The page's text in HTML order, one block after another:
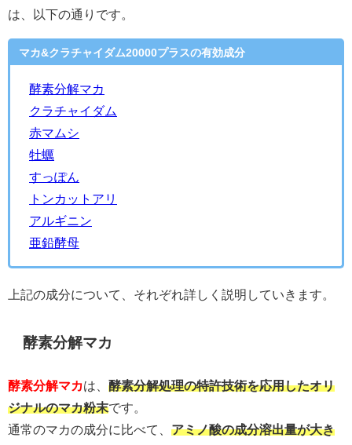
は、以下の通りです。
マカ&クラチャイダム20000プラスの有効成分
酵素分解マカ
クラチャイダム
赤マムシ
牡蠣
すっぽん
トンカットアリ
アルギニン
亜鉛酵母
上記の成分について、それぞれ詳しく説明していきます。
酵素分解マカ
酵素分解マカは、 酵素分解処理の特許技術を応用したオリ
ジナルのマカ粉末です。
通常のマカの成分に比べて、 アミノ酸の成分溶出量が大き